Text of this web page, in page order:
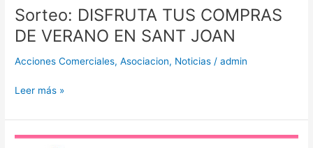
Sorteo: DISFRUTA TUS COMPRAS
DE VERANO EN SANT JOAN
Acciones Comerciales,Asociacion, Noticias /admin
Leer más »
Sorteo